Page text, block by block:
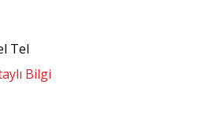
Tel
Bilgi